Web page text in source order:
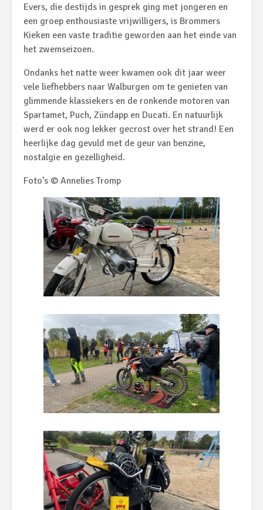
Evers, die destijds in gesprek ging met jongeren en
een groep enthousiaste vrijwilligers, is Brommers
Kieken een vaste traditie geworden aan het einde van
het zwemseizoen.
Ondanks het natte weer kwamen ook dit jaar weer
vele liefhebbers naar Walburgen om te genieten van
glimmende klassiekers en de ronkende motoren van
Spartamet, Puch, Zündapp en Ducati. En natuurlijk
werd er ook nog lekker gecrost over het strand! Een
heerlijke dag gevuld met de geur van benzine,
nostalgie en gezelligheid.
Foto’s © Annelies Tromp